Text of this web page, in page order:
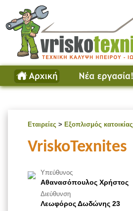
Εταιρείες > Εξοπλισμός κατοικίας
VriskoTexnites
Υπεύθυνος
Αθανασόπουλος Χρήστος
Διεύθυνση
Λεωφόρος Δωδώνης 23